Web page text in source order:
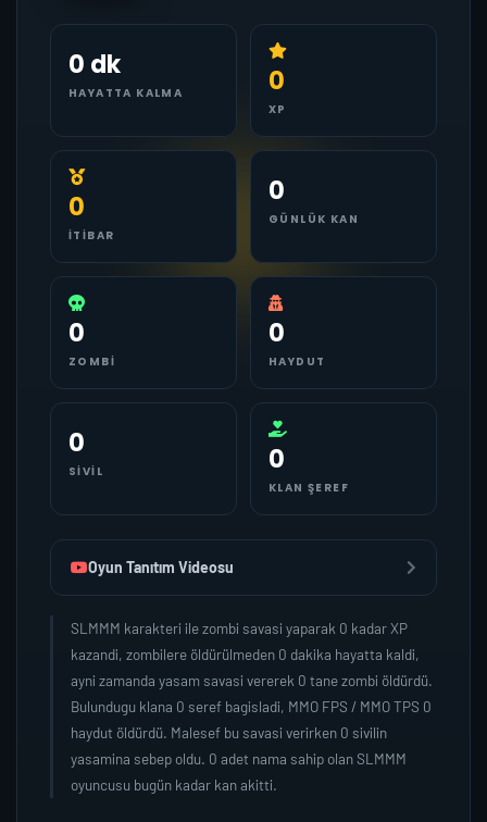
0 dk
HAYATTA KALMA 0
XP
0
İTIBAR
0
GÜNLÜK KAN
0
ZOMBI
0
HAYDUT
0
SIVIL 0
KLAN ŞEREF
Oyun Tanıtım Videosu
SLMMM karakteri ile zombi savasi yaparak 0 kadar XP
kazandi, zombilere öldürülmeden 0 dakika hayatta kaldi,
ayni zamanda yasam savasi vererek 0 tane zombi öldürdü.
Bulundugu klana 0 seref bagisladi, MMO FPS / MMO TPS 0
haydut öldürdü. Malesef bu savasi verirken 0 sivilin
yasamina sebep oldu. 0 adet nama sahip olan SLMMM
oyuncusu bugün kadar kan akitti.